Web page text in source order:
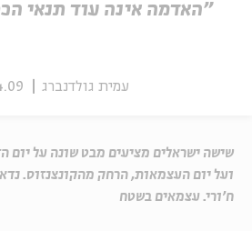
"האדמה אינה עוד תנאי
עמית גולדנברג
שישה ישראלים מציעים מבט שונה על יום
ועל יום העצמאות, הרחק מהקונצנזוס.
ח'ורי. עצמאים בשטח